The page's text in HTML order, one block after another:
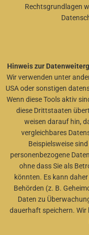
Rechtsgrundlagen
Hinweis zur
Wir verwenden unter
USA oder sonstigen
Wenn diese Tools aktiv
diese Drittstaaten
weisen darauf hin,
vergleichbares
Beispielsweise
personenbezogene
ohne dass Sie als
könnten. Es kann
Behörden (z. B.
Daten zu
dauerhaft speichern.